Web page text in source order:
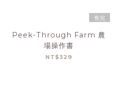
售完
Peek-Through Farm 農
場操作書
NT$329